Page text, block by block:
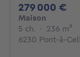
279 000 €
Maison
5 ch. 5 chambres
· 236 m²
6230 Pont-à-